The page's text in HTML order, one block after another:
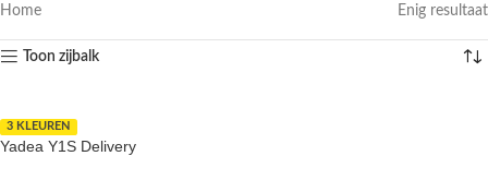
Home Enig resultaat
Toon zijbalk
3 KLEUREN
Yadea Y1S Delivery